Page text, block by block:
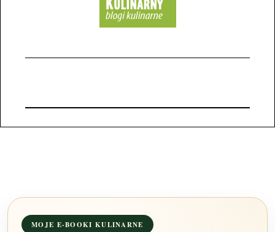
MOJE E-BOOKI KULINARNE